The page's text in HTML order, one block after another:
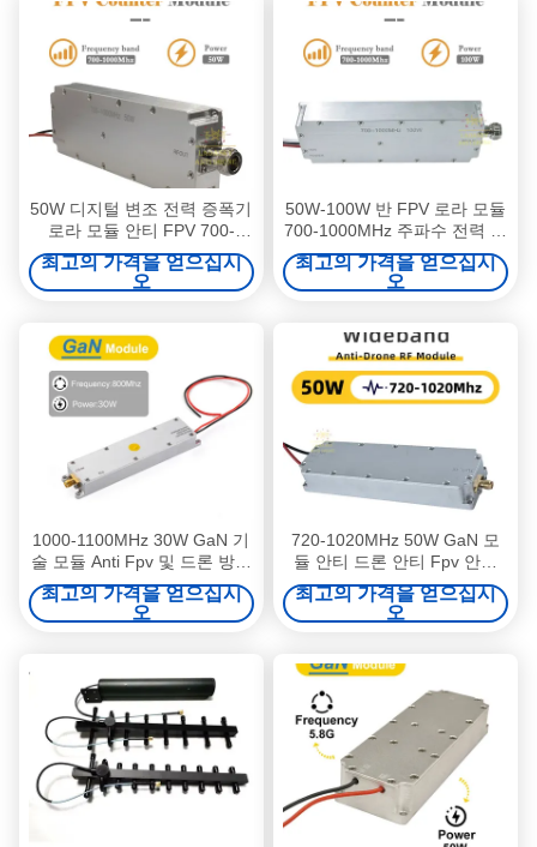
50W 디지털 변조 전력 증폭기
로라 모듈 안티 FPV 700-
1000MHz 720-1020MHz
최고의 가격을 얻으십시
오
50W-100W 반 FPV 로라 모듈
700-1000MHz 주파수 전력 증
폭 모듈
최고의 가격을 얻으십시
오
1000-1100MHz 30W GaN 기
술 모듈 Anti Fpv 및 드론 방어
광범위한 주파수 범위
최고의 가격을 얻으십시
오
720-1020MHz 50W GaN 모
듈 안티 드론 안티 Fpv 안티
DJI 안티 오텔 Fpv 억제기
700-1000MHz RF 모듈
최고의 가격을 얻으십시
오